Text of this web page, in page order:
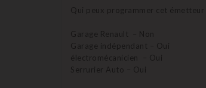
Qui peux programmer cet émetteur ?
Garage Renault – Non
Garage indépendant – Oui
électromécanicien – Oui
Serrurier Auto – Oui